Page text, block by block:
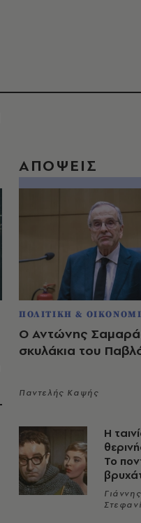
ΑΠΟΨΕΙΣ
ΠΟΛΙΤΙΚΗ &
Ο Αντώνης
σκυλάκια του
Παντελής Καψής
Η
Το
Γιάννης